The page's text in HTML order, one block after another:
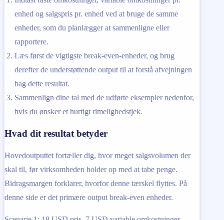
enhed og salgspris pr. enhed ved at bruge de samme
enheder, som du planlægger at sammenligne eller
rapportere.
Læs først de vigtigste break-even-enheder, og brug
derefter de understøttende output til at forstå afvejningen
bag dette resultat.
Sammenlign dine tal med de udførte eksempler nedenfor,
hvis du ønsker et hurtigt rimelighedstjek.
Hvad dit resultat betyder
Hovedoutputtet fortæller dig, hvor meget salgsvolumen der
skal til, før virksomheden holder op med at tabe penge.
Bidragsmargen forklarer, hvorfor denne tærskel flyttes. På
denne side er det primære output break-even enheder.